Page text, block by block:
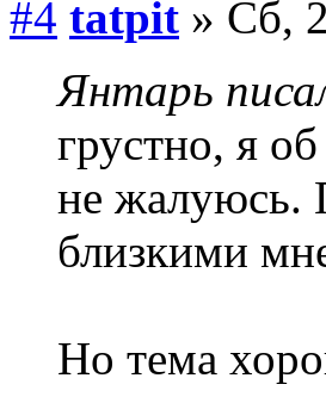
#4 tatpit » Сб,
Янтарь
грустно, я
не жалуюсь.
близкими
Но тема